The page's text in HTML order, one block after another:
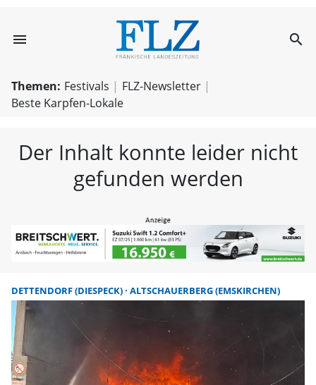
menu FLZ – search
Themen: Festivals
FLZ-Newsletter
Beste Karpfen-Lokale
Der Inhalt konnte leider nicht
gefunden werden
DETTENDORF (DIESPECK) ALTSCHAUERBERG (EMSKIRCHEN)